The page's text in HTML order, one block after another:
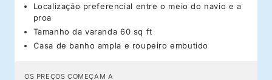
Localização preferencial entre o meio do navio e a
proa
Tamanho da varanda 60 sq ft
Casa de banho ampla e roupeiro embutido
OS PREÇOS COMEÇAM A